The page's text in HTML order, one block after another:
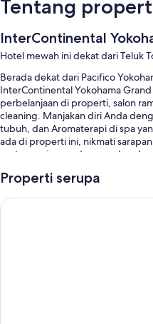
Tentang
InterContinental
Hotel mewah ini dekat dari Teluk
Berada dekat dari Pacifico
InterContinental Yokohama
perbelanjaan di properti, salon
cleaning. Manjakan diri Anda
tubuh, dan Aromaterapi di spa
ada di properti ini, nikmati
santapan ringan, dan masakan
lainnya seperti bar dan klub
Manfaat tambahan mencakup:
Properti serupa
APA Hotel & Resort